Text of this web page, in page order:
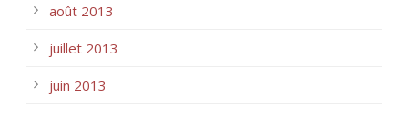
août 2013
juillet 2013
juin 2013